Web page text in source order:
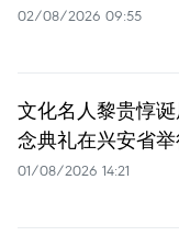
02/08/2026 09:55
文化名人黎贵惇
念典礼在兴安省
01/08/2026 14:21